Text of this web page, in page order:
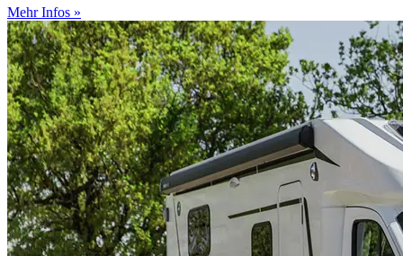
Mehr Infos »